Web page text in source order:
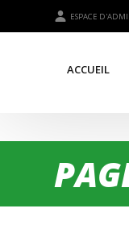
ESPACE
ACCUEIL